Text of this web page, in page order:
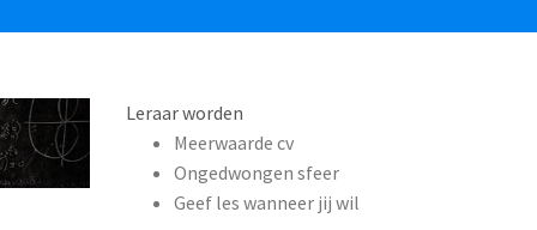
Leraar worden
Meerwaarde cv
Ongedwongen sfeer
Geef les wanneer jij wil